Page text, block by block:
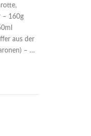
– 160g
aus der
– …